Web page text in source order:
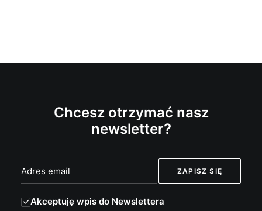
Chcesz otrzymać nasz
newsletter?
Akceptuję wpis do Newslettera